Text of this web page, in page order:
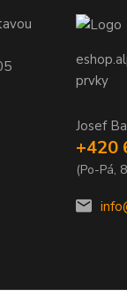
prvky
Josef
+420
(Po-Pá,